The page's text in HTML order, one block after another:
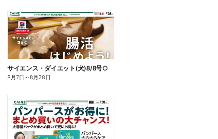
サイエンス・ダイエット(犬)8/8号○
8月7日 ～8月28日